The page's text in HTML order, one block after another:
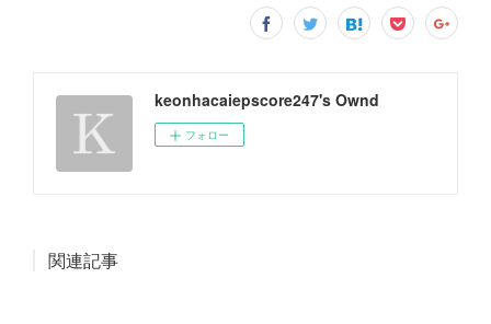
keonhacaiepscore247's Ownd
フォロー
関連記事